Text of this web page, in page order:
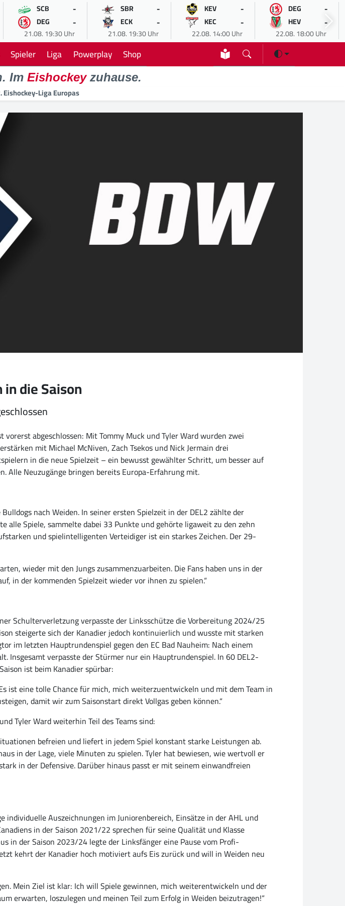
SCB -
DEG -
21.08. 19:30 Uhr
SBR -
ECK -
21.08. 19:30 Uhr
KEV -
KEC -
22.08. 14:00 Uhr
DEG -
HEV -
22.08. 18:00 Uhr
Spieler Liga Powerplay Shop
Im Eishockeyzuhause.
Liga Europas
die Saison
abgeschlossen: Mit Tommy Muck und Tyler Ward wurden zwei
mit Michael McNiven, Zach Tsekos und Nick Jermain drei
in die neue Spielzeit – ein bewusst gewählter Schritt, um besser auf
Alle Neuzugänge bringen bereits Europa-Erfahrung mit.
nach Weiden. In seiner ersten Spielzeit in der DEL2 zählte der
Spiele, sammelte dabei 33 Punkte und gehörte ligaweit zu den zehn
und spielintelligenten Verteidiger ist ein starkes Zeichen. Der 29-
wieder mit den Jungs zusammenzuarbeiten. Die Fans haben uns in der
in der kommenden Spielzeit wieder vor ihnen zu spielen.“
Schulterverletzung verpasste der Linksschütze die Vorbereitung 2024/25
steigerte sich der Kanadier jedoch kontinuierlich und wusste mit starken
im letzten Hauptrundenspiel gegen den EC Bad Nauheim: Nach einem
Insgesamt verpasste der Stürmer nur ein Hauptrundenspiel. In 60 DEL2-
ist beim Kanadier spürbar:
ist eine tolle Chance für mich, mich weiterzuentwickeln und mit dem Team in
damit wir zum Saisonstart direkt Vollgas geben können.“
Tyler Ward weiterhin Teil des Teams sind:
befreien und liefert in jedem Spiel konstant starke Leistungen ab.
in der Lage, viele Minuten zu spielen. Tyler hat bewiesen, wie wertvoll er
in der Defensive. Darüber hinaus passt er mit seinem einwandfreien
Auszeichnungen im Juniorenbereich, Einsätze in der AHL und
in der Saison 2021/22 sprechen für seine Qualität und Klasse
in der Saison 2023/24 legte der Linksfänger eine Pause vom Profi-
kehrt der Kanadier hoch motiviert aufs Eis zurück und will in Weiden neu
Mein Ziel ist klar: Ich will Spiele gewinnen, mich weiterentwickeln und der
erwarten, loszulegen und meinen Teil zum Erfolg in Weiden beizutragen!“